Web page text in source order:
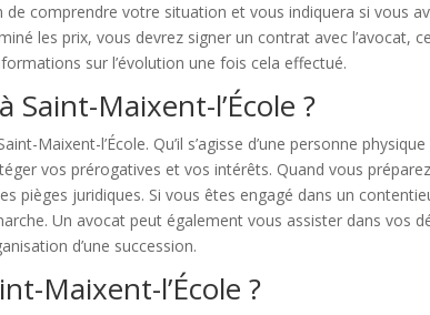
comprendre votre situation et vous indiquera si vous
les prix, vous devrez signer un contrat avec l’avocat,
sur l’évolution une fois cela effectué.
Maixent-l’École ?
Maixent-l’École. Qu’il s’agisse d’une personne
vos prérogatives et vos intérêts. Quand vous
juridiques. Si vous êtes engagé dans un
Un avocat peut également vous assister dans vos
d’une succession.
Maixent-l’École ?